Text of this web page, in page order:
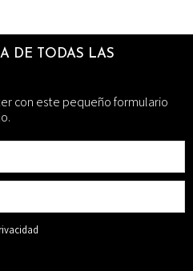
DE TODAS LAS
con este pequeño formulario